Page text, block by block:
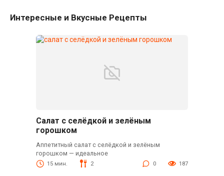
Интересные и Вкусные Рецепты
Салат с селёдкой и зелёным
горошком
Аппетитный салат с селёдкой и зелёным
горошком — идеальное
15 мин. 2 0 187